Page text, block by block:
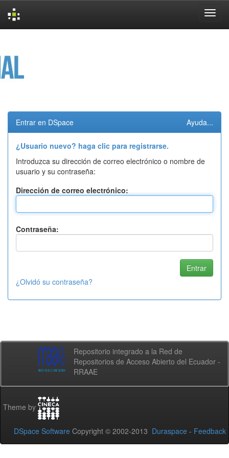
Entrar en DSpace Ayuda...
¿Usuario nuevo? haga clic para registrarse.
Introduzca su dirección de correo electrónico o nombre de
usuario y su contraseña:
Dirección de correo electrónico:
Contraseña:
¿Olvidó su contraseña?
Repositorio integrado a la Red de
Repositorios de Acceso Abierto del Ecuador -
RRAAE
Theme by
DSpace Software Copyright © 2002-2013 Duraspace - Feedback